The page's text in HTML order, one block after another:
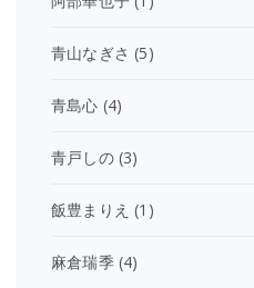
青山なぎさ (5)
青島心 (4)
青戸しの(3)
飯豊まりえ (1)
麻倉瑞季(4)